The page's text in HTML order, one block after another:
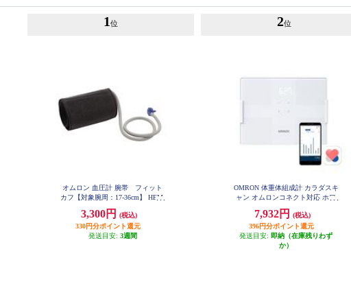
1 位
オムロン 血圧計 腕帯 フィット
カフ【対象腕周：17-36cm】 HEM-
3,300円
(税込)
330円分ポイント還元
発送目安: 3週間
2位
OMRON 体重体組成計 カラダスキ
ャン オムロンコネクト対応 ホワ
7,932円
(税込)
396円分ポイント還元
発送目安: 即納（在庫残りわず
か）